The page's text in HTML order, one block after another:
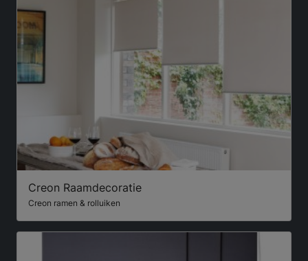
Creon Raamdecoratie
Creon ramen & rolluiken